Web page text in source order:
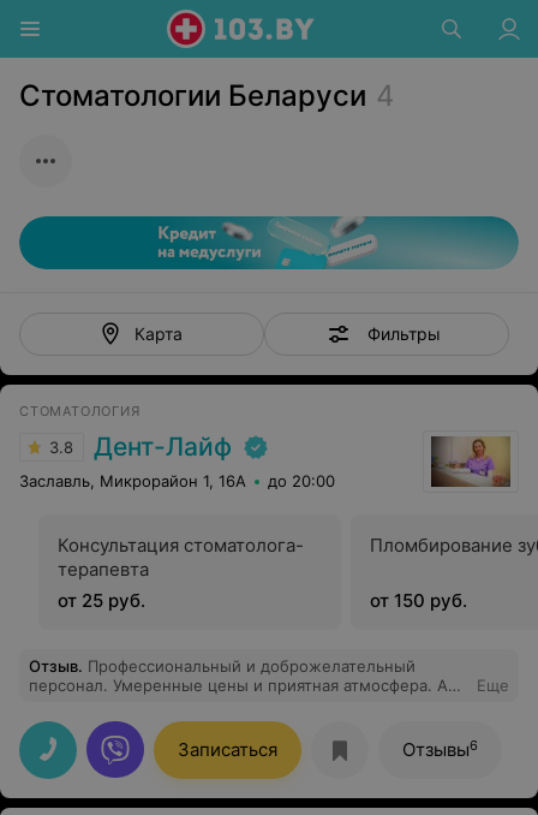
Стоматологии Беларуси 4
Карта Фильтры
СТОМАТОЛОГИЯ
3.8 Дент-Лайф
Заславль, Микрорайон 1, 16А до 20:00
Консультация стоматолога-
терапевта
от 25 руб.
Пломбирование
от 150 руб.
Отзыв. Профессиональный и доброжелательный
персонал. Умеренные цены и приятная атмосфера. А
Еще
Записаться Отзывы6